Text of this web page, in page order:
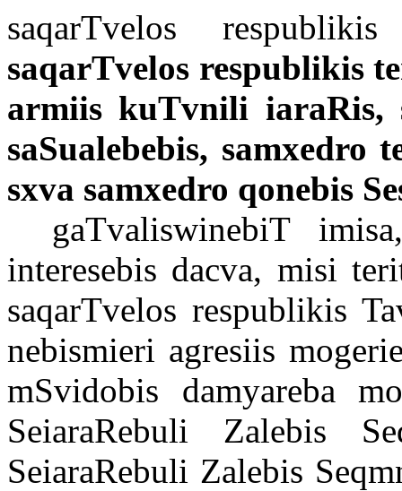
saqarTvelos
respublikis
saqarTvelos respublikis
armiis kuTvnili iaraRis,
saSualebebis, samxedro
sxva samxedro qonebis
gaTvaliswinebiT
interesebis dacva, misi
saqarTvelos respublikis
nebismieri agresiis
mSvidobis damyareba
SeiaraRebuli Zalebis
SeiaraRebuli Zalebis